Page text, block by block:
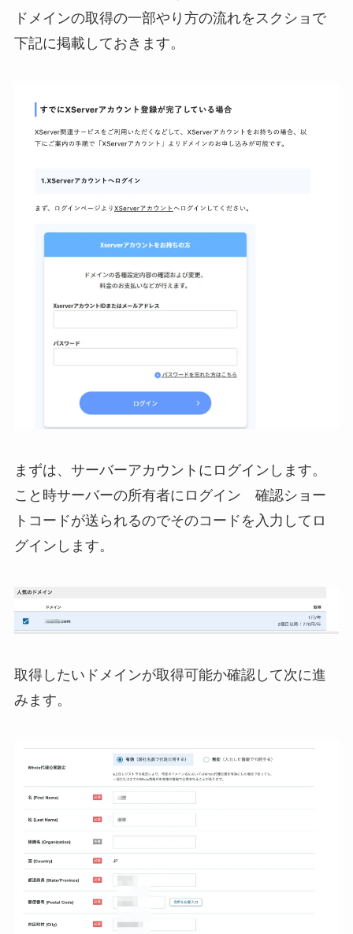
ドメインの取得の一部やり方の流れをスクショで
下記に掲載しておきます。
まずは、サーバーアカウントにログインします。
こと時サーバーの所有者にログイン 確認ショー
トコードが送られるのでそのコードを入力してロ
グインします。
取得したいドメインが取得可能か確認して次に進
みます。